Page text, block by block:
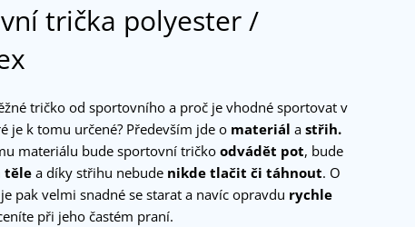
trička polyester /
tričko od sportovního a proč je vhodné sportovat v
je k tomu určené? Především jde o materiál a střih.
materiálu bude sportovní tričko odvádět pot, bude
tělea díky střihu nebude nikde tlačit či táhnout. O
pak velmi snadné se starat a navíc opravdu rychle
při jeho častém praní.